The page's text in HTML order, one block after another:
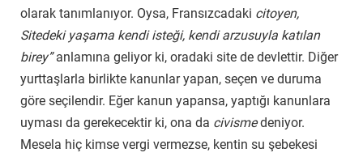
olarak tanımlanıyor. Oysa, Fransızcadaki citoyen,
Sitedeki yaşama kendi isteği, kendi arzusuyla katılan
birey”anlamına geliyor ki, oradaki site de devlettir. Diğer
yurttaşlarla birlikte kanunlar yapan, seçen ve duruma
göre seçilendir. Eğer kanun yapansa, yaptığı kanunlara
uyması da gerekecektir ki, ona da civismedeniyor.
Mesela hiç kimse vergi vermezse, kentin su şebekesi